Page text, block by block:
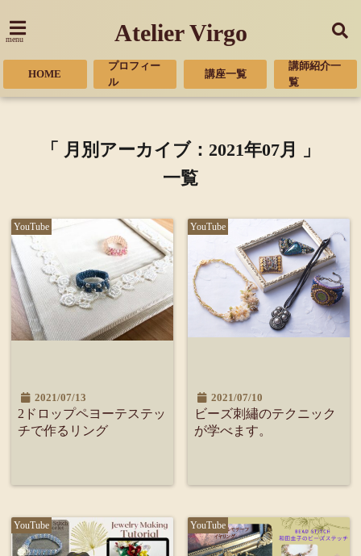
menu Atelier Virgo
HOME
プロフィー
ル
講座一覧
講師紹介一
覧
「 月別アーカイブ：2021年07月 」
一覧
YouTube
2021/07/13
2ドロップペヨーテステッ
チで作るリング
YouTube
2021/07/10
ビーズ刺繡のテクニック
が学べます。
YouTube YouTube